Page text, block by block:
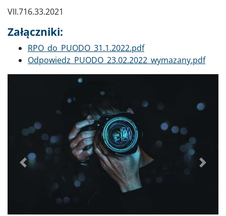
VII.716.33.2021
Załączniki:
Dokument
RPO_do_PUODO_31.1.2022.pdf
Dokument
Odpowiedz_PUODO_23.02.2022_wymazany.pdf
Poprzednie Dalej